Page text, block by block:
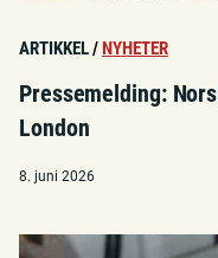
ARTIKKEL/NYHETER
Pressemelding:
London
8. juni 2026